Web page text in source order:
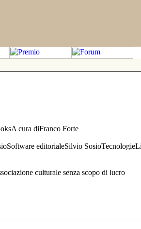
cura diFranco Forte
editorialeSilvio
culturale senza scopo di lucro